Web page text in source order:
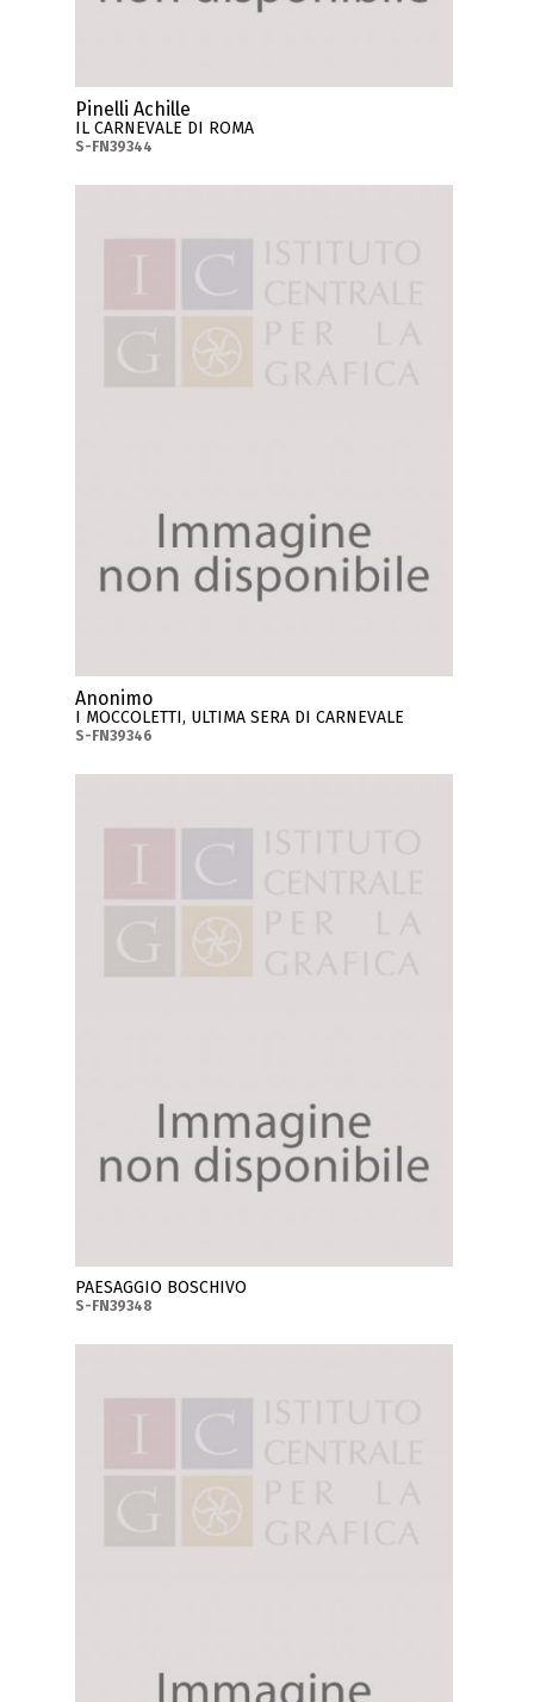
Pinelli Achille
IL CARNEVALE DI ROMA
S-FN39344
Anonimo
I MOCCOLETTI, ULTIMA SERA DI CARNEVALE
S-FN39346
PAESAGGIO BOSCHIVO
S-FN39348